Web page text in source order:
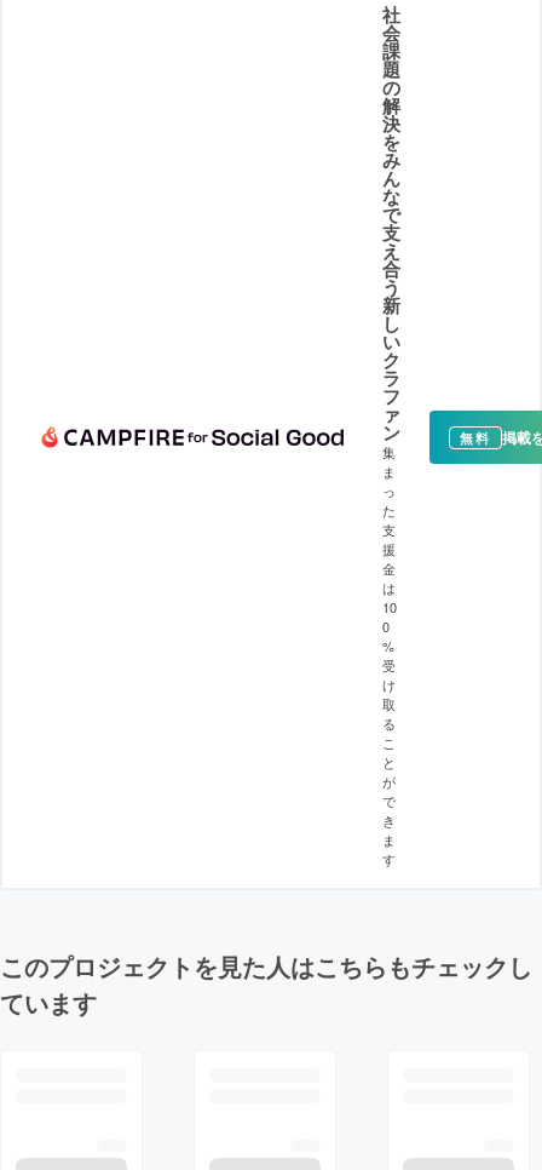
社
会
課
題
の
解
決
を
み
ん
な
で
支
え
合
う
新
し
い
ク
ラ
フ
ァ
ン
集
ま
っ
た
支
援
金
は
10
0
%
受
け
取
る
こ
と
が
で
き
ま
す
無料 掲載
このプロジェクトを見た人はこちらもチェックし
ています